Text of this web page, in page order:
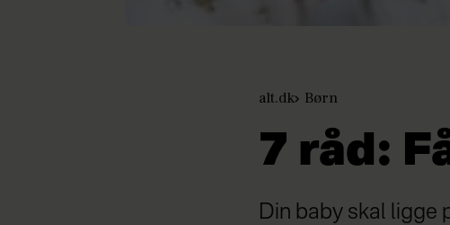
alt.dk Børn
7 råd:
Din baby skal ligge